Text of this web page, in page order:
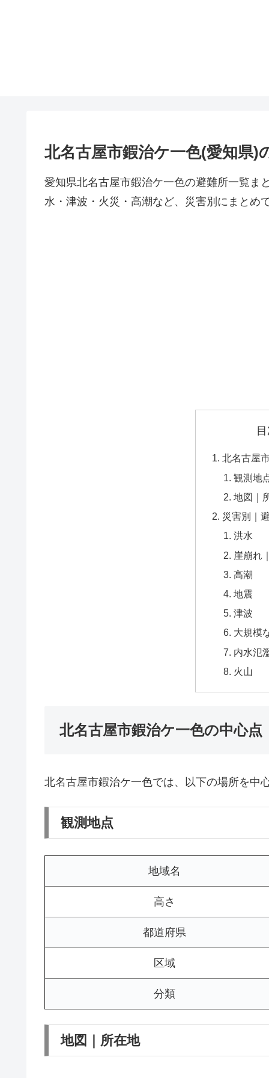
北名古屋市鍜治ケ一色(愛知県)
愛知県北名古屋市鍜治ケ一色の避難所一覧ま
水・津波・火災・高潮など、災害別にまとめ
北名古屋
観測地
地図｜
災害別｜
洪水
崖崩れ
高潮
地震
津波
大規模
内水氾
火山
北名古屋市鍜治ケ一色の中心点
北名古屋市鍜治ケ一色では、以下の場所を中
観測地点
地域名
高さ
都道府県
区域
分類
地図｜所在地